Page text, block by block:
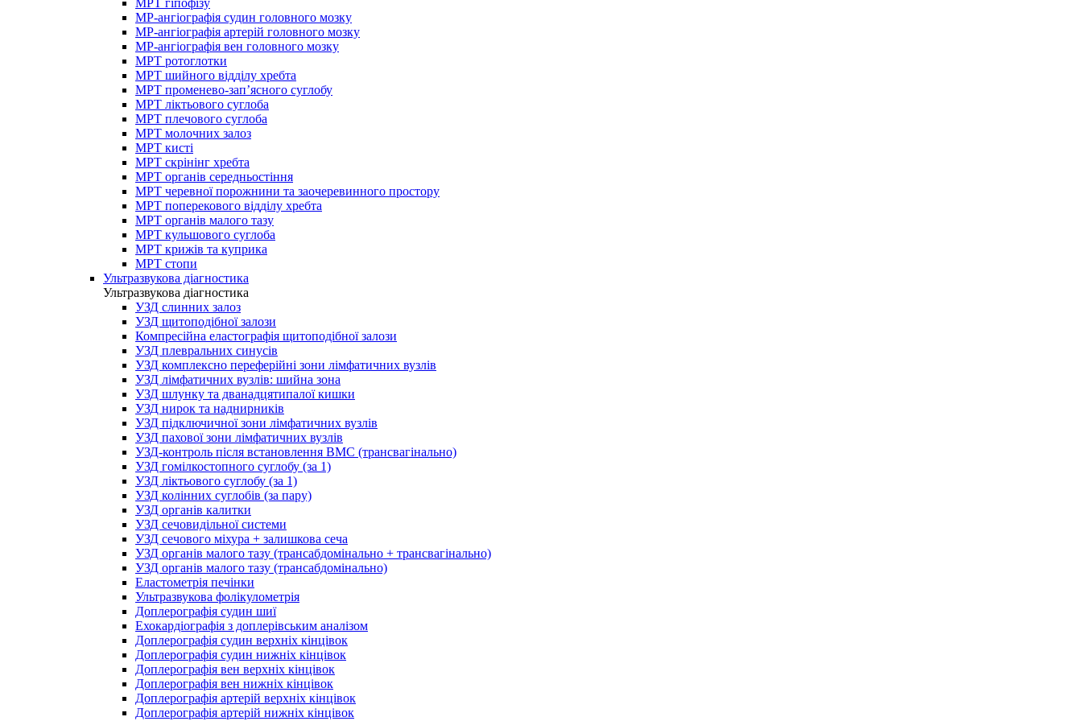
МРТ гіпофізу
МР-ангіографія судин головного мозку
МР-ангіографія артерій головного мозку
МР-ангіографія вен головного мозку
МРТ ротоглотки
МРТ шийного відділу хребта
МРТ променево-зап’ясного суглобу
МРТ ліктьового суглоба
МРТ плечового суглоба
МРТ молочних залоз
МРТ кисті
МРТ скрінінг хребта
МРТ органів середньостіння
МРТ черевної порожнини та заочеревинного простору
МРТ поперекового відділу хребта
МРТ органів малого тазу
МРТ кульшового суглоба
МРТ крижів та куприка
МРТ стопи
Ультразвукова діагностика
Ультразвукова діагностика
УЗД слинних залоз
УЗД щитоподібної залози
Компресійна еластографія щитоподібної залози
УЗД плевральних синусів
УЗД комплексно переферійні зони лімфатичних вузлів
УЗД лімфатичних вузлів: шийна зона
УЗД шлунку та дванадцятипалої кишки
УЗД нирок та наднирників
УЗД підключичної зони лімфатичних вузлів
УЗД пахової зони лімфатичних вузлів
УЗД-контроль після встановлення ВМС (трансвагінально)
УЗД гомілкостопного суглобу (за 1)
УЗД ліктьового суглобу (за 1)
УЗД колінних суглобів (за пару)
УЗД органів калитки
УЗД сечовидільної системи
УЗД сечового міхура + залишкова сеча
УЗД органів малого тазу (трансабдомінально + трансвагінально)
УЗД органів малого тазу (трансабдомінально)
Еластометрія печінки
Ультразвукова фолікулометрія
Доплерографія судин шиї
Ехокардіографія з доплерівським аналізом
Доплерографія судин верхніх кінцівок
Доплерографія судин нижніх кінцівок
Доплерографія вен верхніх кінцівок
Доплерографія вен нижніх кінцівок
Доплерографія артерій верхніх кінцівок
Доплерографія артерій нижніх кінцівок